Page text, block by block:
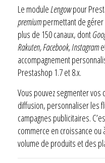
Le moduleLengowpour
premiumpermettant de
plus de 150 canaux, dont
Rakuten, Facebook, Instagram
accompagnement
Prestashop 1.7 et 8.x.
Vous pouvez segmenter
diffusion, personnaliser les
campagnes publicitaires.
commerce en croissance ou
volume de produits et des